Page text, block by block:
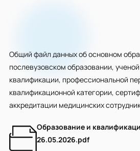
Общий файл данных об основном
послевузовском образовании,
квалификации, профессиональной
квалификационной категории,
аккредитации медицинских
Образование и
26.05.2026.pdf